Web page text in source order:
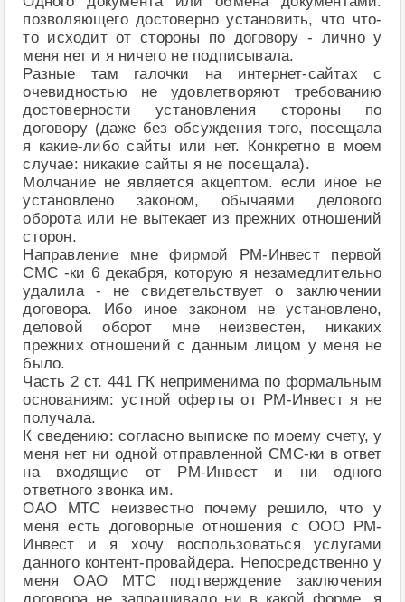
позволяющего достоверно установить, что что-
то исходит от стороны по договору - лично у
меня нет и я ничего не подписывала.
Разные там галочки на интернет-сайтах с
очевидностью не удовлетворяют требованию
достоверности установления стороны по
договору (даже без обсуждения того, посещала
я какие-либо сайты или нет. Конкретно в моем
случае: никакие сайты я не посещала).
Молчание не является акцептом. если иное не
установлено законом, обычаями делового
оборота или не вытекает из прежних отношений
сторон.
Направление мне фирмой РМ-Инвест первой
СМС -ки 6 декабря, которую я незамедлительно
удалила - не свидетельствует о заключении
договора. Ибо иное законом не установлено,
деловой оборот мне неизвестен, никаких
прежних отношений с данным лицом у меня не
было.
Часть 2 ст. 441 ГК неприменима по формальным
основаниям: устной оферты от РМ-Инвест я не
получала.
К сведению: согласно выписке по моему счету, у
меня нет ни одной отправленной СМС-ки в ответ
на входящие от РМ-Инвест и ни одного
ответного звонка им.
ОАО МТС неизвестно почему решило, что у
меня есть договорные отношения с ООО РМ-
Инвест и я хочу воспользоваться услугами
данного контент-провайдера. Непосредственно у
меня ОАО МТС подтверждение заключения